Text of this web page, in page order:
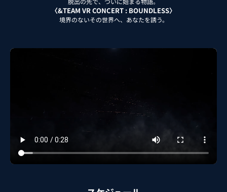
〈&TEAM VR CONCERT : BOUNDLESS〉
境界のないその世界へ、あなたを誘う。